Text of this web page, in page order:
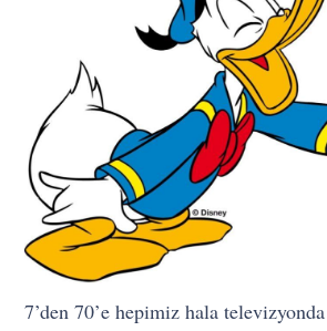
7’den 70’e hepimiz hala